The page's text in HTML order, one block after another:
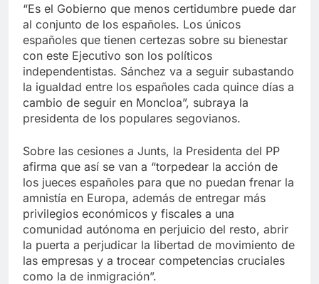
“Es el Gobierno que menos certidumbre puede dar
al conjunto de los españoles. Los únicos
españoles que tienen certezas sobre su bienestar
con este Ejecutivo son los políticos
independentistas. Sánchez va a seguir subastando
la igualdad entre los españoles cada quince días a
cambio de seguir en Moncloa”, subraya la
presidenta de los populares segovianos.
Sobre las cesiones a Junts, la Presidenta del PP
afirma que así se van a “torpedear la acción de
los jueces españoles para que no puedan frenar la
amnistía en Europa, además de entregar más
privilegios económicos y fiscales a una
comunidad autónoma en perjuicio del resto, abrir
la puerta a perjudicar la libertad de movimiento de
las empresas y a trocear competencias cruciales
como la de inmigración”.